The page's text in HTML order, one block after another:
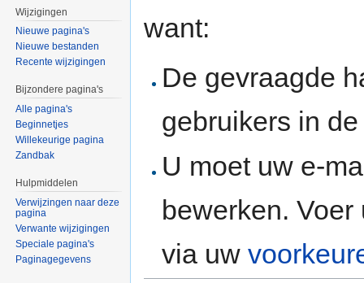
want:
De gevraagde
gebruikers in
U moet uw e-
bewerken.
via uw
Wijzigingen
Nieuwe pagina's
Nieuwe bestanden
Recente wijzigingen
Bijzondere pagina's
Alle pagina's
Beginnetjes
Willekeurige pagina
Zandbak
Hulpmiddelen
Verwijzingen naar deze
pagina
Verwante wijzigingen
Speciale pagina's
Paginagegevens